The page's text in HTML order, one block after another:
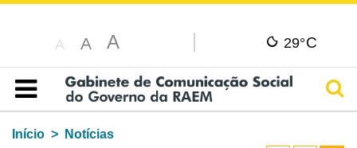
A A A 29°C
Índice
Início
Notícias